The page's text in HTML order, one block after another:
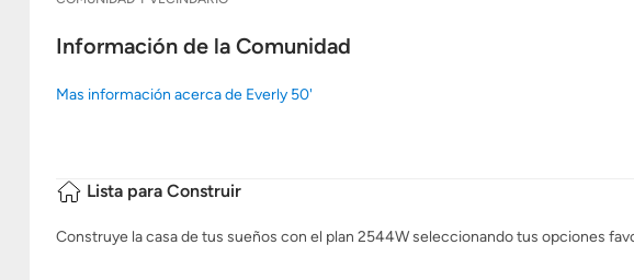
Mas información acerca de Everly 50'